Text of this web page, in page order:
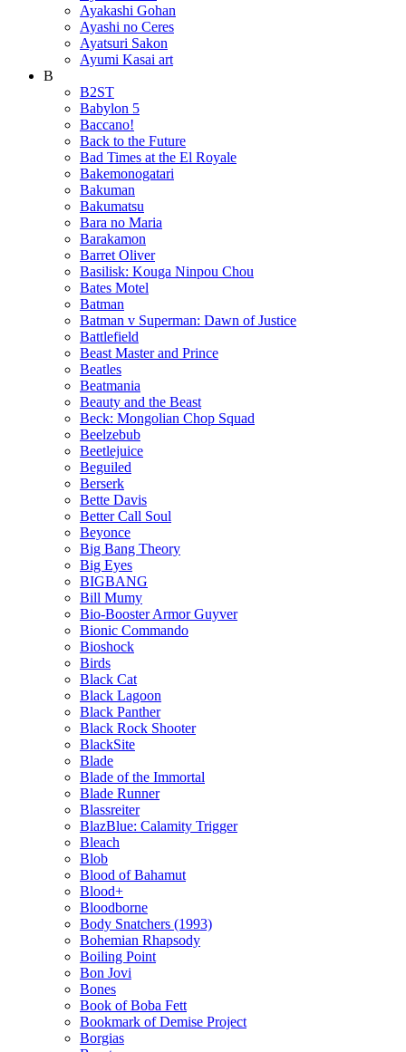
Ayakashi Gohan
Ayashi no Ceres
Ayatsuri Sakon
Ayumi Kasai art
B
B2ST
Babylon 5
Baccano!
Back to the Future
Bad Times at the El Royale
Bakemonogatari
Bakuman
Bakumatsu
Bara no Maria
Barakamon
Barret Oliver
Basilisk: Kouga Ninpou Chou
Bates Motel
Batman
Batman v Superman: Dawn of Justice
Battlefield
Beast Master and Prince
Beatles
Beatmania
Beauty and the Beast
Beck: Mongolian Chop Squad
Beelzebub
Beetlejuice
Beguiled
Berserk
Bette Davis
Better Call Soul
Beyonce
Big Bang Theory
Big Eyes
BIGBANG
Bill Mumy
Bio-Booster Armor Guyver
Bionic Commando
Bioshock
Birds
Black Cat
Black Lagoon
Black Panther
Black Rock Shooter
BlackSite
Blade
Blade of the Immortal
Blade Runner
Blassreiter
BlazBlue: Calamity Trigger
Bleach
Blob
Blood of Bahamut
Blood+
Bloodborne
Body Snatchers (1993)
Bohemian Rhapsody
Boiling Point
Bon Jovi
Bones
Book of Boba Fett
Bookmark of Demise Project
Borgias